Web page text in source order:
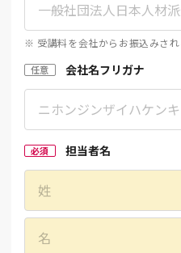
※ 受講料を会社からお振込みされ
任意 会社名フリガナ
必須 担当者名